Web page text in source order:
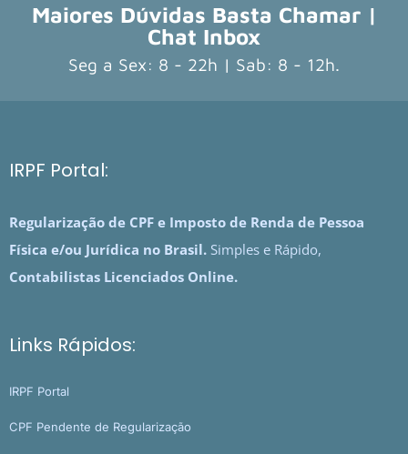
Maiores Dúvidas Basta Chamar |
Chat Inbox
Seg a Sex: 8 - 22h | Sab: 8 - 12h.
IRPF Portal:
Regularização de CPF e Imposto de Renda de Pessoa
Física e/ou Jurídica no Brasil. Simples e Rápido,
Contabilistas Licenciados Online.
Links Rápidos:
IRPF Portal
CPF Pendente de Regularização